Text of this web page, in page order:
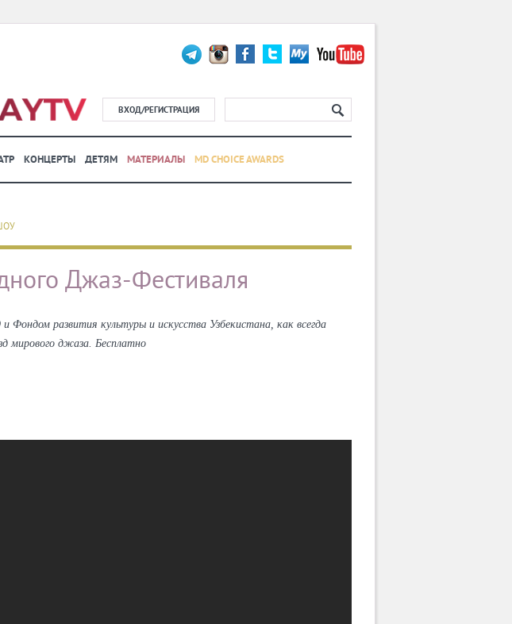
ВХОД/РЕГИСТРАЦИЯ
КОНЦЕРТЫ ДЕТЯМ МАТЕРИАЛЫ MD CHOICE AWARDS
Джаз-Фестиваля
развития культуры и искусства Узбекистана, как всегда
мирового джаза. Бесплатно